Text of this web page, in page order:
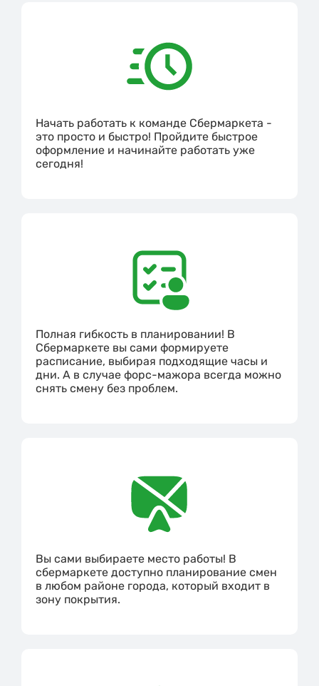
Начать работать к команде Сбермаркета -
это просто и быстро! Пройдите быстрое
оформление и начинайте работать уже
сегодня!
Полная гибкость в планировании! В
Сбермаркете вы сами формируете
расписание, выбирая подходящие часы и
дни. А в случае форс-мажора всегда можно
снять смену без проблем.
Вы сами выбираете место работы! В
сбермаркете доступно планирование смен
в любом районе города, который входит в
зону покрытия.